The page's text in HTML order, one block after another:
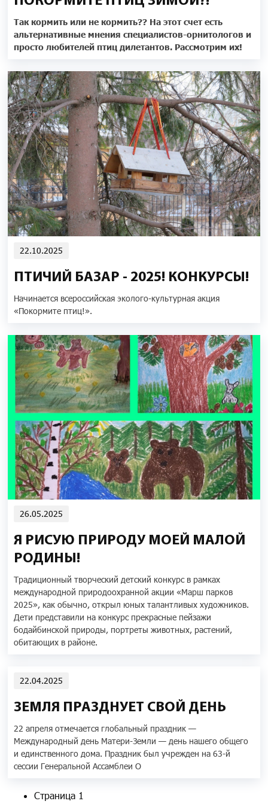
Так кормить или не кормить?? На этот счет есть
альтернативные мнения специалистов-орнитологов и
просто любителей птиц дилетантов. Рассмотрим их!
22.10.2025
ПТИЧИЙ БАЗАР - 2025! КОНКУРСЫ!
Начинается всероссийская эколого-культурная акция
«Покормите птиц!».
26.05.2025
Я РИСУЮ ПРИРОДУ МОЕЙ МАЛОЙ
РОДИНЫ!
Традиционный творческий детский конкурс в рамках
международной природоохранной акции «Марш парков
2025», как обычно, открыл юных талантливых художников.
Дети представили на конкурс прекрасные пейзажи
бодайбинской природы, портреты животных, растений,
обитающих в районе.
22.04.2025
ЗЕМЛЯ ПРАЗДНУЕТ СВОЙ ДЕНЬ
22 апреля отмечается глобальный праздник —
Международный день Матери-Земли — день нашего общего
и единственного дома. Праздник был учрежден на 63-й
сессии Генеральной Ассамблеи О
Нумерация страниц
Страница 1